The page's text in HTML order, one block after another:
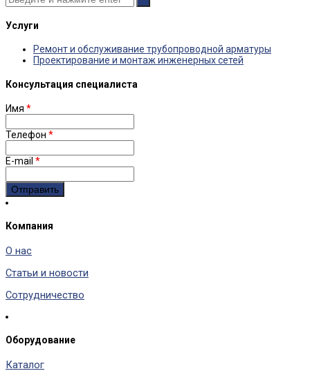
Услуги
Ремонт и обслуживание трубопроводной арматуры
Проектирование и монтаж инженерных сетей
Консультация специалиста
Имя *
Телефон *
E-mail *
Компания
О нас
Статьи и новости
Сотрудничество
Оборудование
Каталог